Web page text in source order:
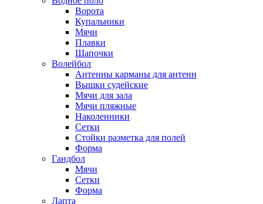
Ворота
Купальники
Мячи
Плавки
Шапочки
Волейбол
Антенны карманы для антенн
Вышки судейские
Мячи для зала
Мячи пляжные
Наколенники
Сетки
Стойки разметка для полей
Форма
Гандбол
Мячи
Сетки
Форма
Лапта